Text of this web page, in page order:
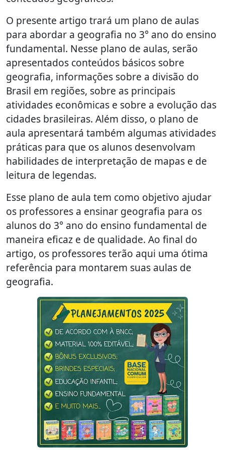
O presente artigo trará um plano de aulas
para abordar a geografia no 3° ano do ensino
fundamental. Nesse plano de aulas, serão
apresentados conteúdos básicos sobre
geografia, informações sobre a divisão do
Brasil em regiões, sobre as principais
atividades econômicas e sobre a evolução das
cidades brasileiras. Além disso, o plano de
aula apresentará também algumas atividades
práticas para que os alunos desenvolvam
habilidades de interpretação de mapas e de
leitura de legendas.
Esse plano de aula tem como objetivo ajudar
os professores a ensinar geografia para os
alunos do 3° ano do ensino fundamental de
maneira eficaz e de qualidade. Ao final do
artigo, os professores terão aqui uma ótima
referência para montarem suas aulas de
geografia.